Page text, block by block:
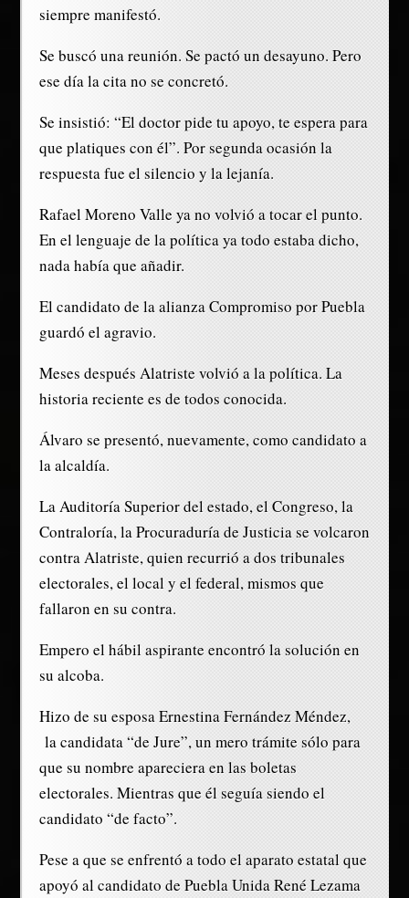
siempre manifestó.
Se buscó una reunión. Se pactó un desayuno. Pero
ese día la cita no se concretó.
Se insistió: “El doctor pide tu apoyo, te espera para
que platiques con él”. Por segunda ocasión la
respuesta fue el silencio y la lejanía.
Rafael Moreno Valle ya no volvió a tocar el punto.
En el lenguaje de la política ya todo estaba dicho,
nada había que añadir.
El candidato de la alianza Compromiso por Puebla
guardó el agravio.
Meses después Alatriste volvió a la política. La
historia reciente es de todos conocida.
Álvaro se presentó, nuevamente, como candidato a
la alcaldía.
La Auditoría Superior del estado, el Congreso, la
Contraloría, la Procuraduría de Justicia se volcaron
contra Alatriste, quien recurrió a dos tribunales
electorales, el local y el federal, mismos que
fallaron en su contra.
Empero el hábil aspirante encontró la solución en
su alcoba.
Hizo de su esposa Ernestina Fernández Méndez,
la candidata “de Jure”, un mero trámite sólo para
que su nombre apareciera en las boletas
electorales. Mientras que él seguía siendo el
candidato “de facto”.
Pese a que se enfrentó a todo el aparato estatal que
apoyó al candidato de Puebla Unida René Lezama